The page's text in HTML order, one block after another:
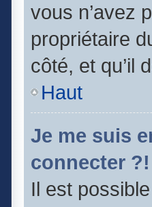
vous n’avez
propriétaire
côté, et qu’il
Haut
Je me suis
connecter ?!
Il est